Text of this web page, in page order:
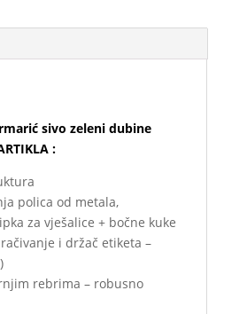
sivo zeleni dubine
:
polica od metala,
za vješalice + bočne kuke
i držač etiketa –
rebrima – robusno